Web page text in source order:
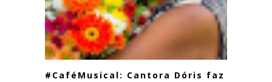
#CaféMusical: Cantora Dóris faz